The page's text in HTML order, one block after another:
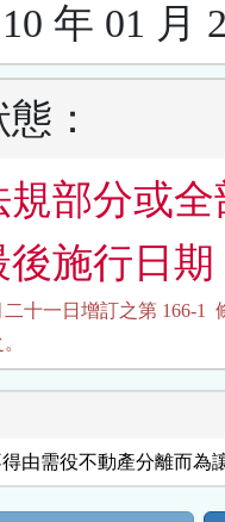
年 01 月
：
部分或全
後施行日期
十一日增訂之第 166-1
由需役不動產分離而為